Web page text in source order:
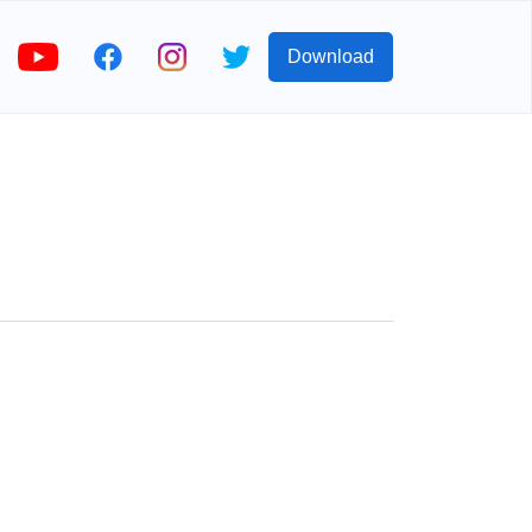
Download